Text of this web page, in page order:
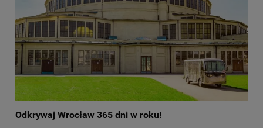
Odkrywaj Wrocław 365 dni w roku!